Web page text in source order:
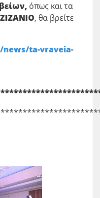
όπως και τα
ZIZANIO, θα βρείτε
ta-vraveia-